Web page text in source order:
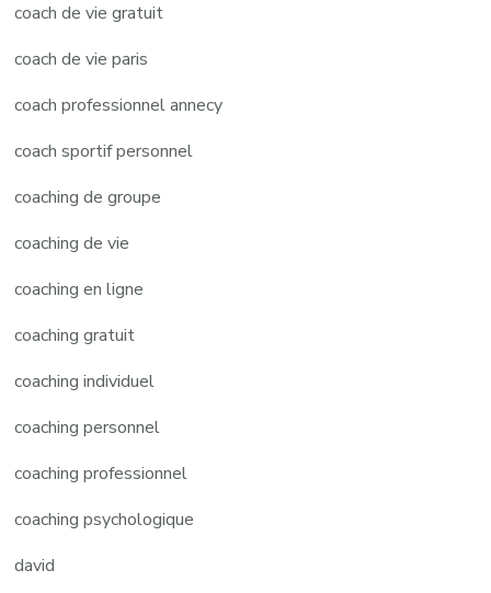
coach de vie gratuit
coach de vie paris
coach professionnel annecy
coach sportif personnel
coaching de groupe
coaching de vie
coaching en ligne
coaching gratuit
coaching individuel
coaching personnel
coaching professionnel
coaching psychologique
david